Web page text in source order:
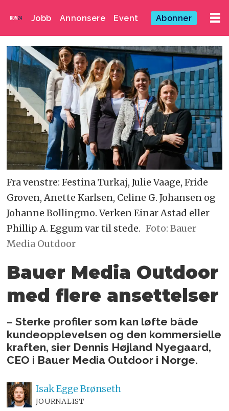
Jobb Annonsere Event Abonner
Fra venstre: Festina Turkaj, Julie Vaage, Fride
Groven, Anette Karlsen, Celine G. Johansen og
Johanne Bollingmo. Verken Einar Astad eller
Phillip A. Eggum var til stede. Foto: Bauer
Media Outdoor
Bauer Media Outdoor
med flere ansettelser
– Sterke profiler som kan løfte både
kundeopplevelsen og den kommersielle
kraften, sier Dennis Højland Nyegaard,
CEO i Bauer Media Outdoor i Norge.
IsakEgge Brønseth
JOURNALIST